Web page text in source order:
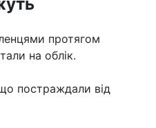
протягом
на облік.
постраждали від